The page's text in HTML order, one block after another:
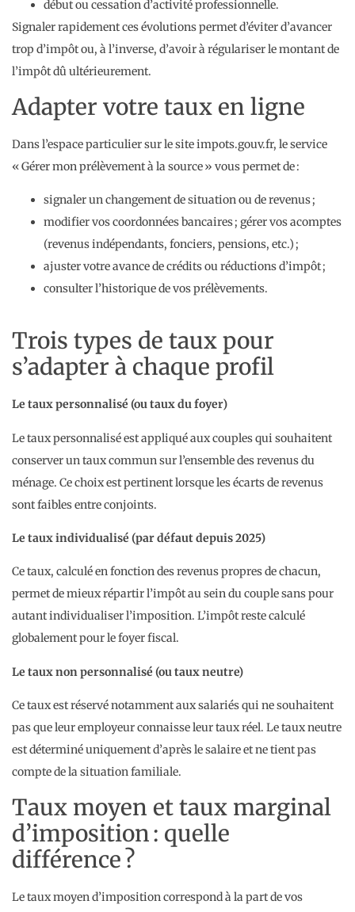
début ou cessation d’activité professionnelle.
Signaler rapidement ces évolutions permet d’éviter d’avancer
trop d’impôt ou, à l’inverse, d’avoir à régulariser le montant de
l’impôt dû ultérieurement.
Adapter votre taux en ligne
Dans l’espace particulier sur le site impots.gouv.fr, le service
« Gérer mon prélèvement à la source » vous permet de :
signaler un changement de situation ou de revenus ;
modifier vos coordonnées bancaires ; gérer vos acomptes
(revenus indépendants, fonciers, pensions, etc.) ;
ajuster votre avance de crédits ou réductions d’impôt ;
consulter l’historique de vos prélèvements.
Trois types de taux pour
s’adapter à chaque profil
Le taux personnalisé (ou taux du foyer)
Le taux personnalisé est appliqué aux couples qui souhaitent
conserver un taux commun sur l’ensemble des revenus du
ménage. Ce choix est pertinent lorsque les écarts de revenus
sont faibles entre conjoints.
Le taux individualisé (par défaut depuis 2025)
Ce taux, calculé en fonction des revenus propres de chacun,
permet de mieux répartir l’impôt au sein du couple sans pour
autant individualiser l’imposition. L’impôt reste calculé
globalement pour le foyer fiscal.
Le taux non personnalisé (ou taux neutre)
Ce taux est réservé notamment aux salariés qui ne souhaitent
pas que leur employeur connaisse leur taux réel. Le taux neutre
est déterminé uniquement d’après le salaire et ne tient pas
compte de la situation familiale.
Taux moyen et taux marginal
d’imposition : quelle
différence ?
Le taux moyen d’imposition correspond à la part de vos